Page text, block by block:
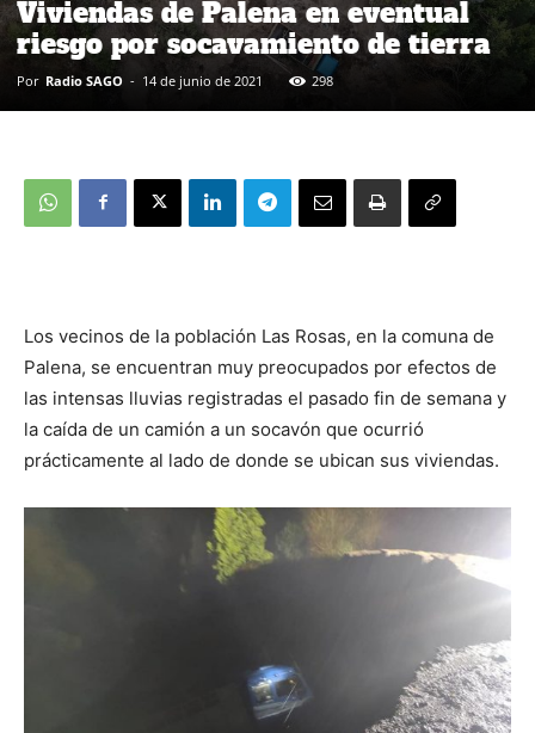
Viviendas de Palena en eventual
riesgo por socavamiento de tierra
Por Radio SAGO - 14 de junio de 2021 298
Los vecinos de la población Las Rosas, en la comuna de
Palena, se encuentran muy preocupados por efectos de
las intensas lluvias registradas el pasado fin de semana y
la caída de un camión a un socavón que ocurrió
prácticamente al lado de donde se ubican sus viviendas.